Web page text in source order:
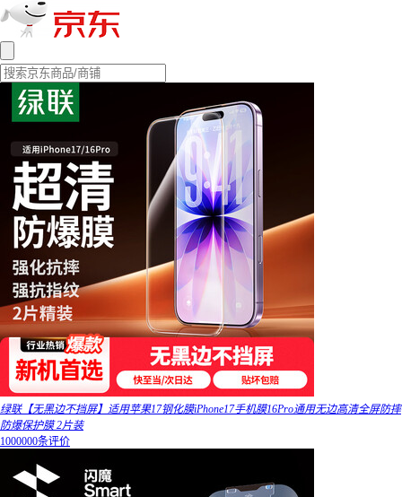
绿联【无黑边不挡屏】适用苹果17钢化膜iPhone17手机膜16Pro通用无边高清全屏防摔
防爆保护膜 2片装
1000000条评价